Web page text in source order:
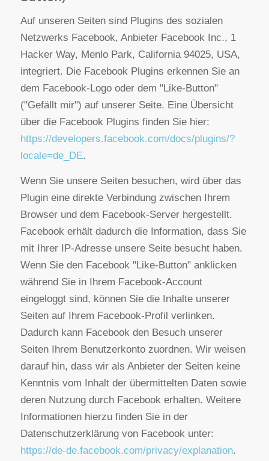
insbesondere gesetzliche Aufbewahrungsfristen –
bleiben unberührt.
4. SOZIALE MEDIEN
Facebook Plugins (Like & Share-
Button)
Auf unseren Seiten sind Plugins des sozialen
Netzwerks Facebook, Anbieter Facebook Inc., 1
Hacker Way, Menlo Park, California 94025, USA,
integriert. Die Facebook Plugins erkennen Sie an
dem Facebook-Logo oder dem "Like-Button"
("Gefällt mir") auf unserer Seite. Eine Übersicht
über die Facebook Plugins finden Sie hier:
https://developers.facebook.com/docs/plugins/?
locale=de_DE.
Wenn Sie unsere Seiten besuchen, wird über das
Plugin eine direkte Verbindung zwischen Ihrem
Browser und dem Facebook-Server hergestellt.
Facebook erhält dadurch die Information, dass Sie
mit Ihrer IP-Adresse unsere Seite besucht haben.
Wenn Sie den Facebook "Like-Button" anklicken
während Sie in Ihrem Facebook-Account
eingeloggt sind, können Sie die Inhalte unserer
Seiten auf Ihrem Facebook-Profil verlinken.
Dadurch kann Facebook den Besuch unserer